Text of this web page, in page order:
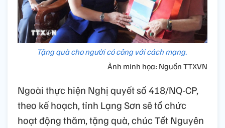
Tặng quà cho người có công với cách mạng.
Ảnh minh họa: Nguồn TTXVN
Ngoài thực hiện Nghị quyết số 418/NQ-CP,
theo kế hoạch, tỉnh Lạng Sơn sẽ tổ chức
hoạt động thăm, tặng quà, chúc Tết Nguyên